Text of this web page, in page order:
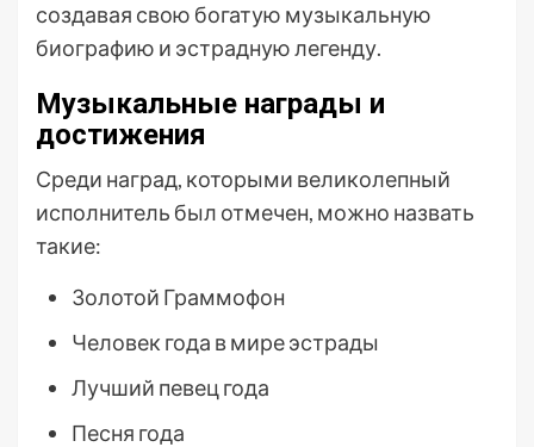
создавая свою богатую музыкальную
биографию и эстрадную легенду.
Музыкальные награды и
достижения
Среди наград, которыми великолепный
исполнитель был отмечен, можно назвать
такие:
Золотой Граммофон
Человек года в мире эстрады
Лучший певец года
Песня года